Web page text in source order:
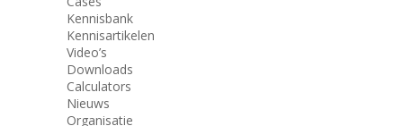
Kennisbank
Kennisartikelen
Video’s
Downloads
Calculators
Nieuws
Organisatie